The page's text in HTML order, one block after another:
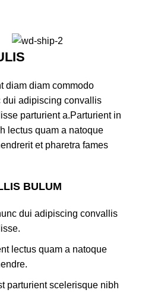
diam diam commodo
dui adipiscing convallis
parturient a.Parturient in
lectus quam a natoque
et pharetra fames
BULUM
dui adipiscing convallis
lectus quam a natoque
parturient scelerisque nibh